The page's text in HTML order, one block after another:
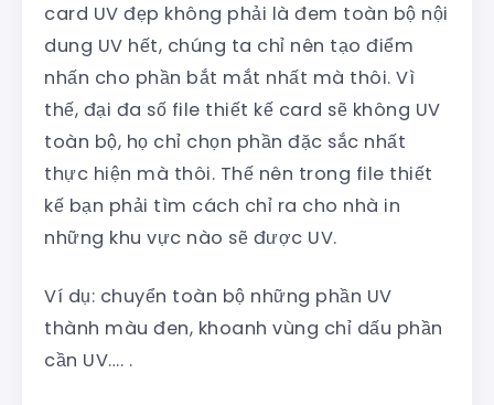
card UV đẹp không phải là đem toàn bộ nội
dung UV hết, chúng ta chỉ nên tạo điểm
nhấn cho phần bắt mắt nhất mà thôi. Vì
thế, đại đa số file thiết kế card sẽ không UV
toàn bộ, họ chỉ chọn phần đặc sắc nhất
thực hiện mà thôi. Thế nên trong file thiết
kế bạn phải tìm cách chỉ ra cho nhà in
những khu vực nào sẽ được UV.
Ví dụ: chuyển toàn bộ những phần UV
thành màu đen, khoanh vùng chỉ dấu phần
cần UV…. .